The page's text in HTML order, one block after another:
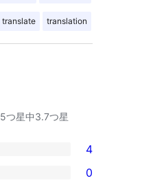
translate translation
5つ星中3.7つ星
4
0